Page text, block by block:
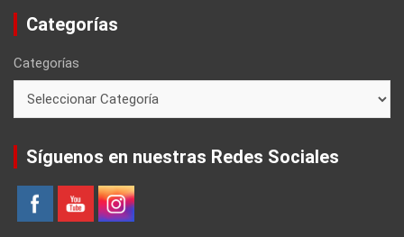
Categorías
Categorías
Síguenos en nuestras Redes Sociales